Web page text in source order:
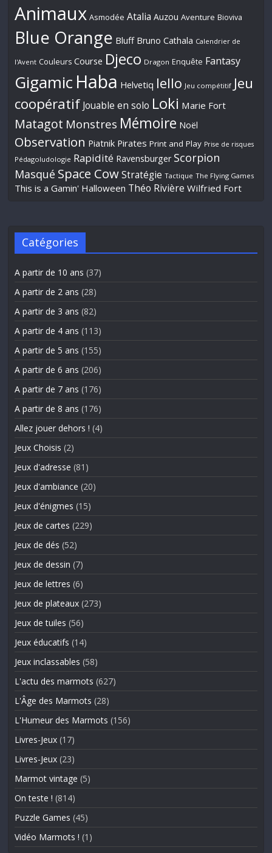
Animaux Asmodée Atalia Auzou Aventure Bioviva
Blue Orange Bluff Bruno Cathala Calendrier de
l'Avent Couleurs Course Djeco Dragon Enquête Fantasy
Gigamic Haba Helvetiq Iello Jeu compétitif Jeu
coopératif Jouable en solo Loki Marie Fort
Matagot Monstres Mémoire Noël
Observation Piatnik Pirates Print and Play Prise de risques
Pédagoludologie Rapidité Ravensburger Scorpion
Masqué Space Cow Stratégie Tactique The Flying Games
This is a Gamin' Halloween Théo Rivière Wilfried Fort
Catégories
A partir de 10 ans (37)
A partir de 2 ans (28)
A partir de 3 ans (82)
A partir de 4 ans (113)
A partir de 5 ans (155)
A partir de 6 ans (206)
A partir de 7 ans (176)
A partir de 8 ans (176)
Allez jouer dehors ! (4)
Jeux Choisis (2)
Jeux d'adresse (81)
Jeux d'ambiance (20)
Jeux d'énigmes (15)
Jeux de cartes (229)
Jeux de dés (52)
Jeux de dessin (7)
Jeux de lettres (6)
Jeux de plateaux (273)
Jeux de tuiles (56)
Jeux éducatifs (14)
Jeux inclassables (58)
L'actu des marmots (627)
L'Âge des Marmots (28)
L'Humeur des Marmots (156)
Livres-Jeux (17)
Livres-Jeux (23)
Marmot vintage (5)
On teste ! (814)
Puzzle Games (45)
Vidéo Marmots ! (1)